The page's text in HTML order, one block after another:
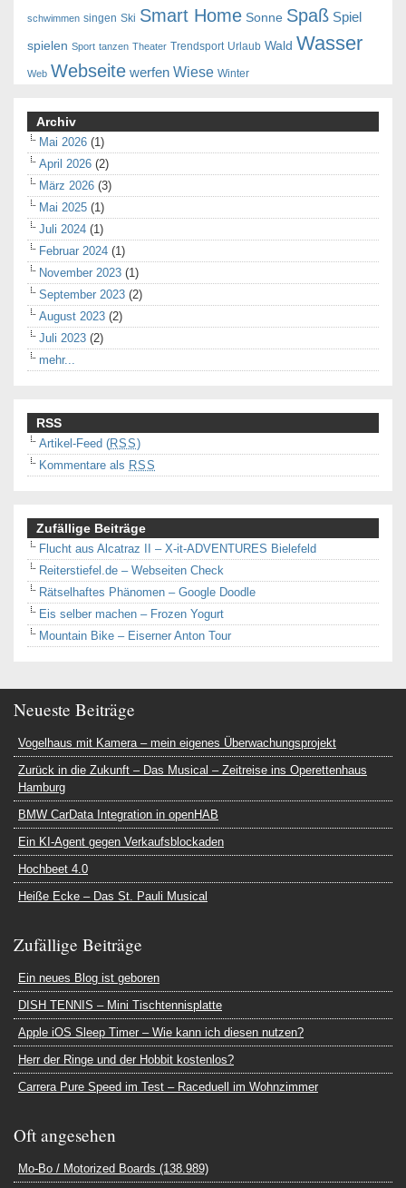
schwimmen singen Ski Smart Home Sonne Spaß Spiel
spielen Sport tanzen Theater Trendsport Urlaub Wald Wasser
Web Webseite werfen Wiese Winter
Archiv
Mai 2026 (1)
April 2026 (2)
März 2026 (3)
Mai 2025 (1)
Juli 2024 (1)
Februar 2024 (1)
November 2023 (1)
September 2023 (2)
August 2023 (2)
Juli 2023 (2)
mehr...
RSS
Artikel-Feed (RSS)
Kommentare als RSS
Zufällige Beiträge
Flucht aus Alcatraz II – X-it-ADVENTURES Bielefeld
Reiterstiefel.de – Webseiten Check
Rätselhaftes Phänomen – Google Doodle
Eis selber machen – Frozen Yogurt
Mountain Bike – Eiserner Anton Tour
Neueste Beiträge
Vogelhaus mit Kamera – mein eigenes Überwachungsprojekt
Zurück in die Zukunft – Das Musical – Zeitreise ins Operettenhaus
Hamburg
BMW CarData Integration in openHAB
Ein KI-Agent gegen Verkaufsblockaden
Hochbeet 4.0
Heiße Ecke – Das St. Pauli Musical
Zufällige Beiträge
Ein neues Blog ist geboren
DISH TENNIS – Mini Tischtennisplatte
Apple iOS Sleep Timer – Wie kann ich diesen nutzen?
Herr der Ringe und der Hobbit kostenlos?
Carrera Pure Speed im Test – Raceduell im Wohnzimmer
Oft angesehen
Mo-Bo / Motorized Boards (138.989)